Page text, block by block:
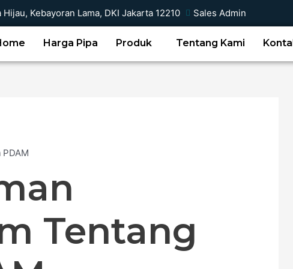
Kebayoran Lama, DKI Jakarta 12210 Sales Admin
Harga Pipa Produk Tentang Kami
Tentang